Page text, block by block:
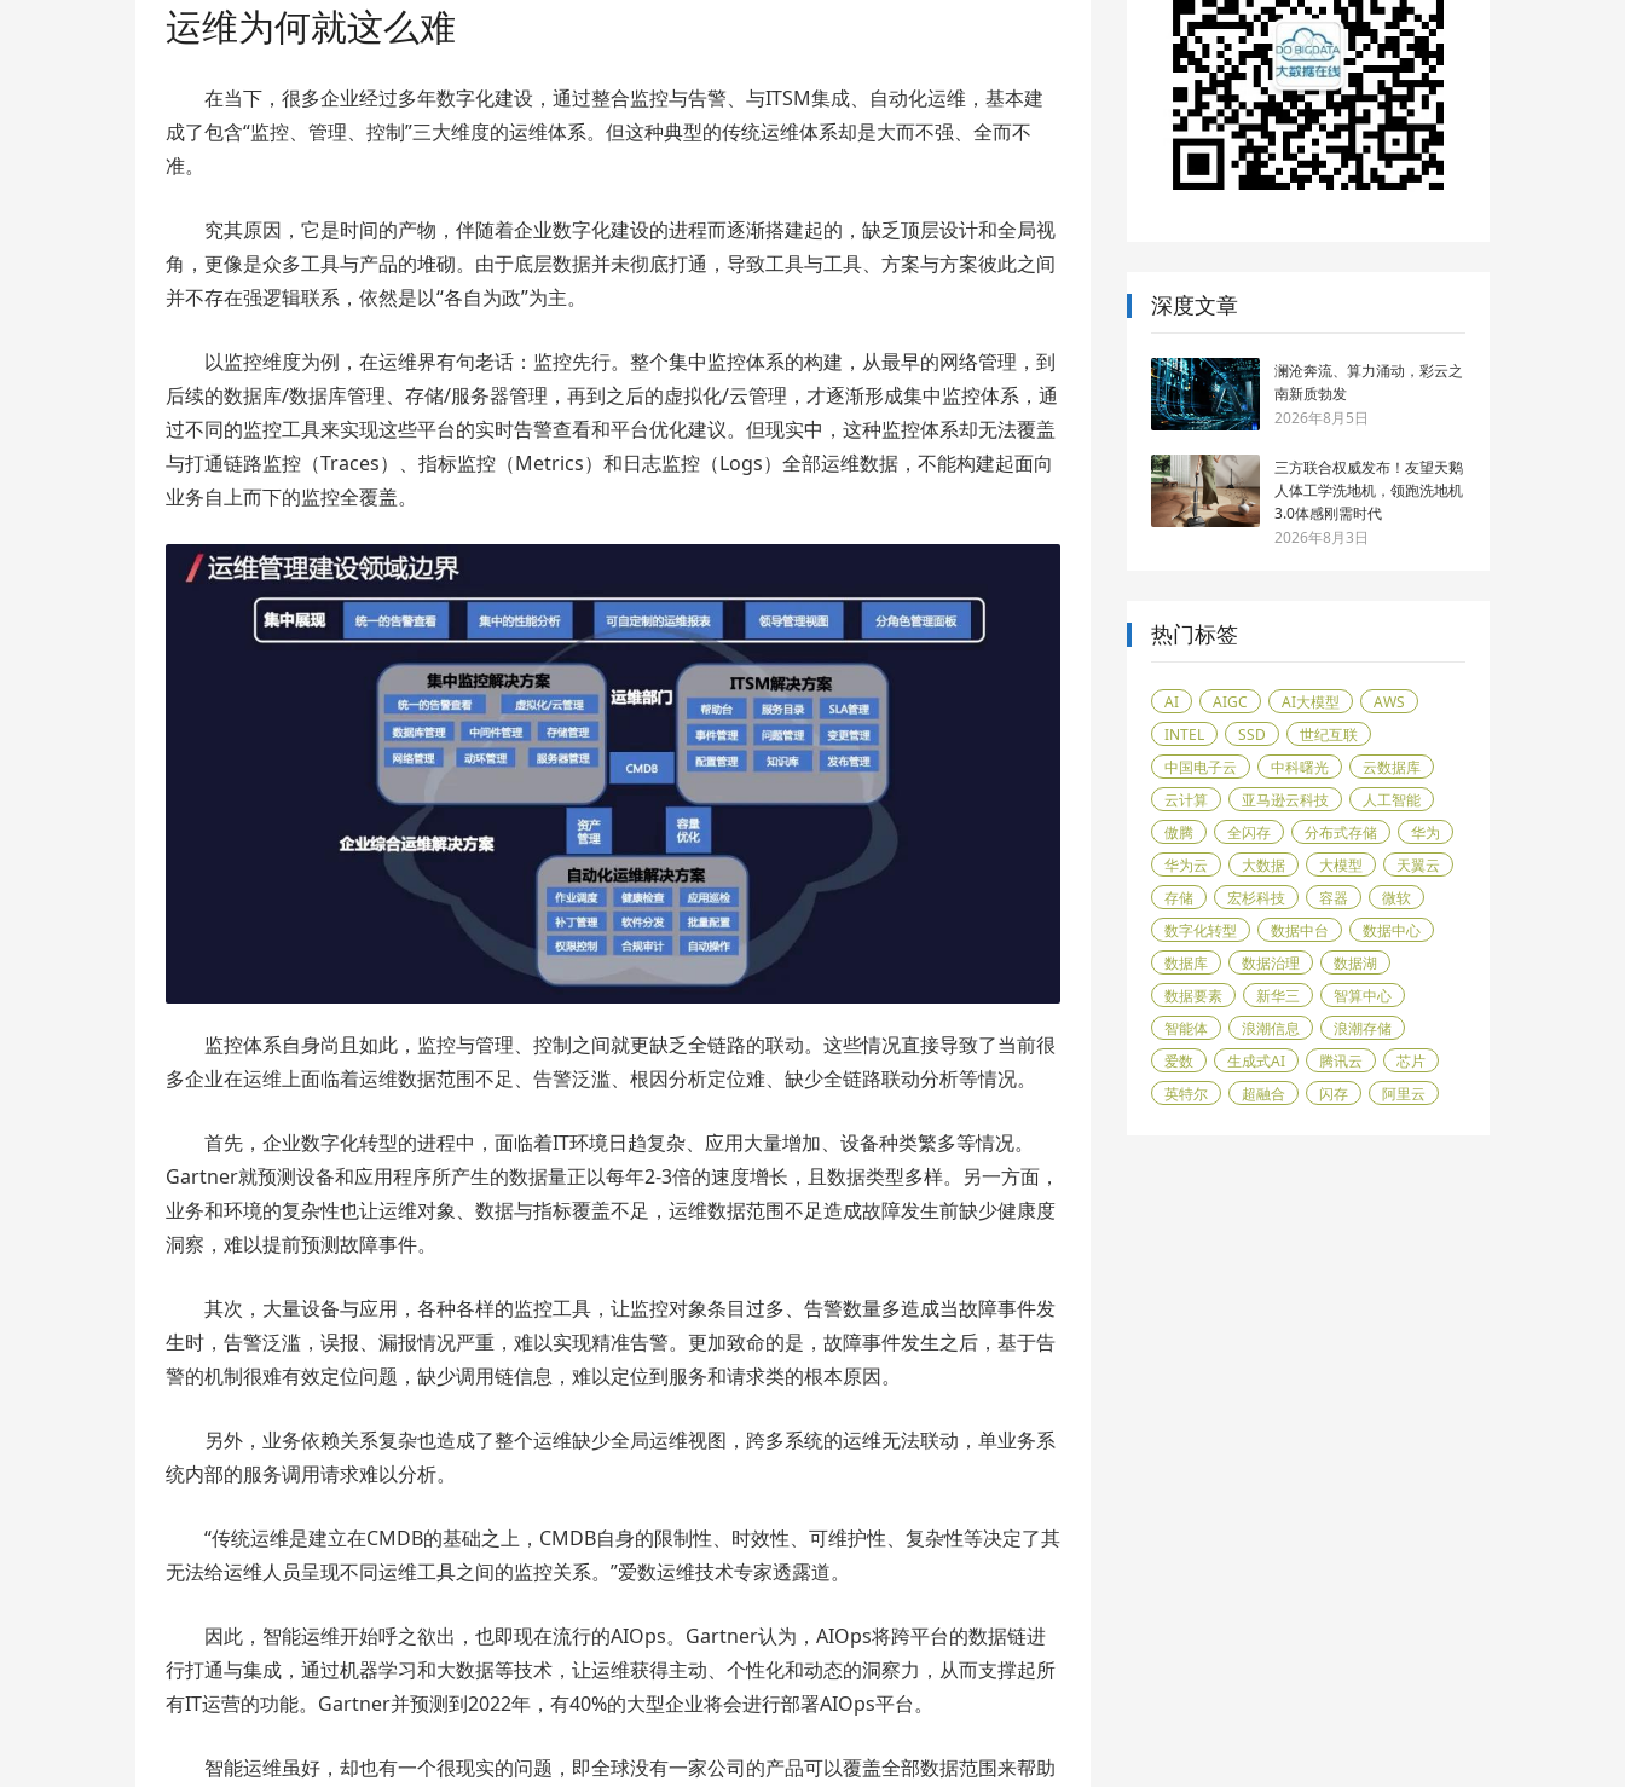
运维为何就这么难
在当下，很多企业经过多年数字化建设，通过整合监控与告警、与ITSM集成、自动化运维，基本建
成了包含“监控、管理、控制”三大维度的运维体系。但这种典型的传统运维体系却是大而不强、全而不
准。
究其原因，它是时间的产物，伴随着企业数字化建设的进程而逐渐搭建起的，缺乏顶层设计和全局视
角，更像是众多工具与产品的堆砌。由于底层数据并未彻底打通，导致工具与工具、方案与方案彼此之间
并不存在强逻辑联系，依然是以“各自为政”为主。
以监控维度为例，在运维界有句老话：监控先行。整个集中监控体系的构建，从最早的网络管理，到
后续的数据库/数据库管理、存储/服务器管理，再到之后的虚拟化/云管理，才逐渐形成集中监控体系，通
过不同的监控工具来实现这些平台的实时告警查看和平台优化建议。但现实中，这种监控体系却无法覆盖
与打通链路监控（Traces）、指标监控（Metrics）和日志监控（Logs）全部运维数据，不能构建起面向
业务自上而下的监控全覆盖。
监控体系自身尚且如此，监控与管理、控制之间就更缺乏全链路的联动。这些情况直接导致了当前很
多企业在运维上面临着运维数据范围不足、告警泛滥、根因分析定位难、缺少全链路联动分析等情况。
首先，企业数字化转型的进程中，面临着IT环境日趋复杂、应用大量增加、设备种类繁多等情况。
Gartner就预测设备和应用程序所产生的数据量正以每年2-3倍的速度增长，且数据类型多样。另一方面，
业务和环境的复杂性也让运维对象、数据与指标覆盖不足，运维数据范围不足造成故障发生前缺少健康度
洞察，难以提前预测故障事件。
其次，大量设备与应用，各种各样的监控工具，让监控对象条目过多、告警数量多造成当故障事件发
生时，告警泛滥，误报、漏报情况严重，难以实现精准告警。更加致命的是，故障事件发生之后，基于告
警的机制很难有效定位问题，缺少调用链信息，难以定位到服务和请求类的根本原因。
另外，业务依赖关系复杂也造成了整个运维缺少全局运维视图，跨多系统的运维无法联动，单业务系
统内部的服务调用请求难以分析。
“传统运维是建立在CMDB的基础之上，CMDB自身的限制性、时效性、可维护性、复杂性等决定了其
无法给运维人员呈现不同运维工具之间的监控关系。”爱数运维技术专家透露道。
因此，智能运维开始呼之欲出，也即现在流行的AIOps。Gartner认为，AIOps将跨平台的数据链进
行打通与集成，通过机器学习和大数据等技术，让运维获得主动、个性化和动态的洞察力，从而支撑起所
有IT运营的功能。Gartner并预测到2022年，有40%的大型企业将会进行部署AIOps平台。
智能运维虽好，却也有一个很现实的问题，即全球没有一家公司的产品可以覆盖全部数据范围来帮助
深度文章
澜沧奔流、算力涌动，彩云之
南新质勃发
2026年8月5日
三方联合权威发布！友望天鹅
人体工学洗地机，领跑洗地机
3.0体感刚需时代
2026年8月3日
热门标签
AI AIGC AI大模型
AWS
INTEL
SSD
世纪互联
中国电子云
中科曙光
云数据库
云计算
亚马逊云科技
人工智能
傲腾
全闪存 分布式存储
华为
华为云
大数据 大模型
天翼云
存储
宏杉科技 容器
微软
数字化转型
数据中台
数据中心
数据库
数据治理
数据湖
数据要素
新华三
智算中心
智能体
浪潮信息
浪潮存储
爱数
生成式AI 腾讯云
芯片
英特尔
超融合 闪存 阿里云